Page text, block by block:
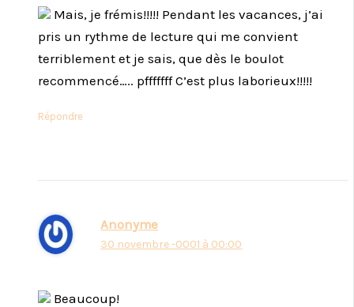
Mais, je frémis!!!!! Pendant les vacances, j’ai
pris un rythme de lecture qui me convient
terriblement et je sais, que dès le boulot
recommencé….. pfffffff C’est plus laborieux!!!!!
Répondre
Anonyme
30 novembre -0001 à 00:00
Beaucoup!